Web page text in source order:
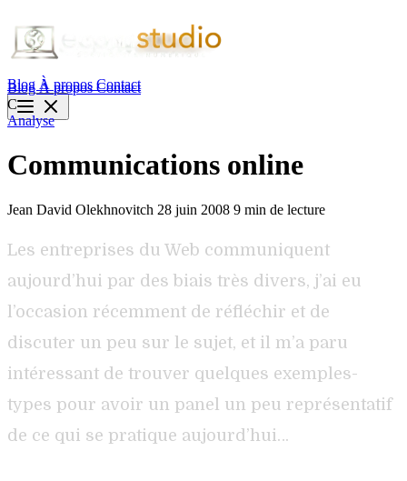
Blog À propos Contact
BlogÀ proposContact
C
Analyse
Communications online
Jean David Olekhnovitch 28 juin 2008 9 min de lecture
Les entreprises du Web communiquent
aujourd’hui par des biais très divers, j’ai eu
l’occasion récemment de réfléchir et de
discuter un peu sur le sujet, et il m’a paru
intéressant de trouver quelques exemples-
types pour avoir un panel un peu représentatif
de ce qui se pratique aujourd’hui…